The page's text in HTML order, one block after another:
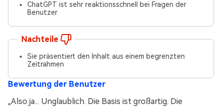
ChatGPT ist sehr reaktionsschnell bei Fragen der
Benutzer
Nachteile
Sie präsentiert den Inhalt aus einem begrenzten
Zeitrahmen
Bewertung der Benutzer
„Also ja... Unglaublich. Die Basis ist großartig. Die